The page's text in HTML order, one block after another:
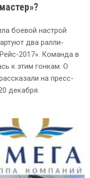
боевой настрой
два ралли-
2017». Команда в
к этим гонкам. О
на пресс-
декабря.